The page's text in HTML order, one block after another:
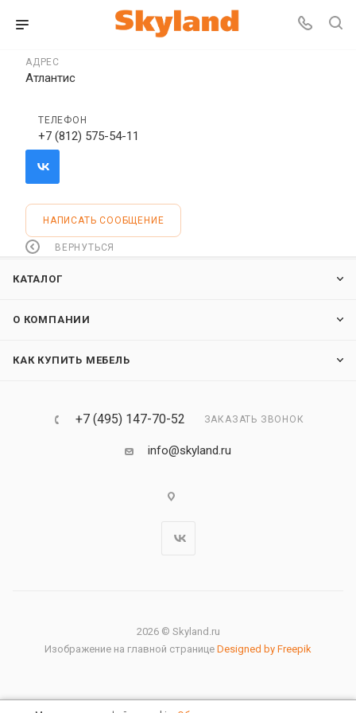
АДРЕС
Атлантис
ТЕЛЕФОН
+7 (812) 575-54-11
НАПИСАТЬ СООБЩЕНИЕ
ВЕРНУТЬСЯ
КАТАЛОГ
О КОМПАНИИ
КАК КУПИТЬ МЕБЕЛЬ
+7 (495) 147-70-52 ЗАКАЗАТЬ ЗВОНОК
info@skyland.ru
2026 © Skyland.ru
Изображение на главной странице Designed by Freepik